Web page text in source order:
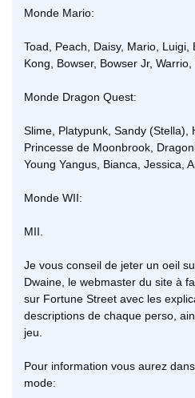
Monde Mario:
Toad, Peach, Daisy, Mario, Luigi,
Kong, Bowser, Bowser Jr, Warrio,
Monde Dragon Quest:
Slime, Platypunk, Sandy (Stella),
Princesse de Moonbrook,
Young Yangus, Bianca, Jessica,
Monde WII:
MII.
Je vous conseil de jeter un oeil
Dwaine, le webmaster du site à
sur Fortune Street avec les
descriptions de chaque perso,
jeu.
Pour information vous aurez
mode: